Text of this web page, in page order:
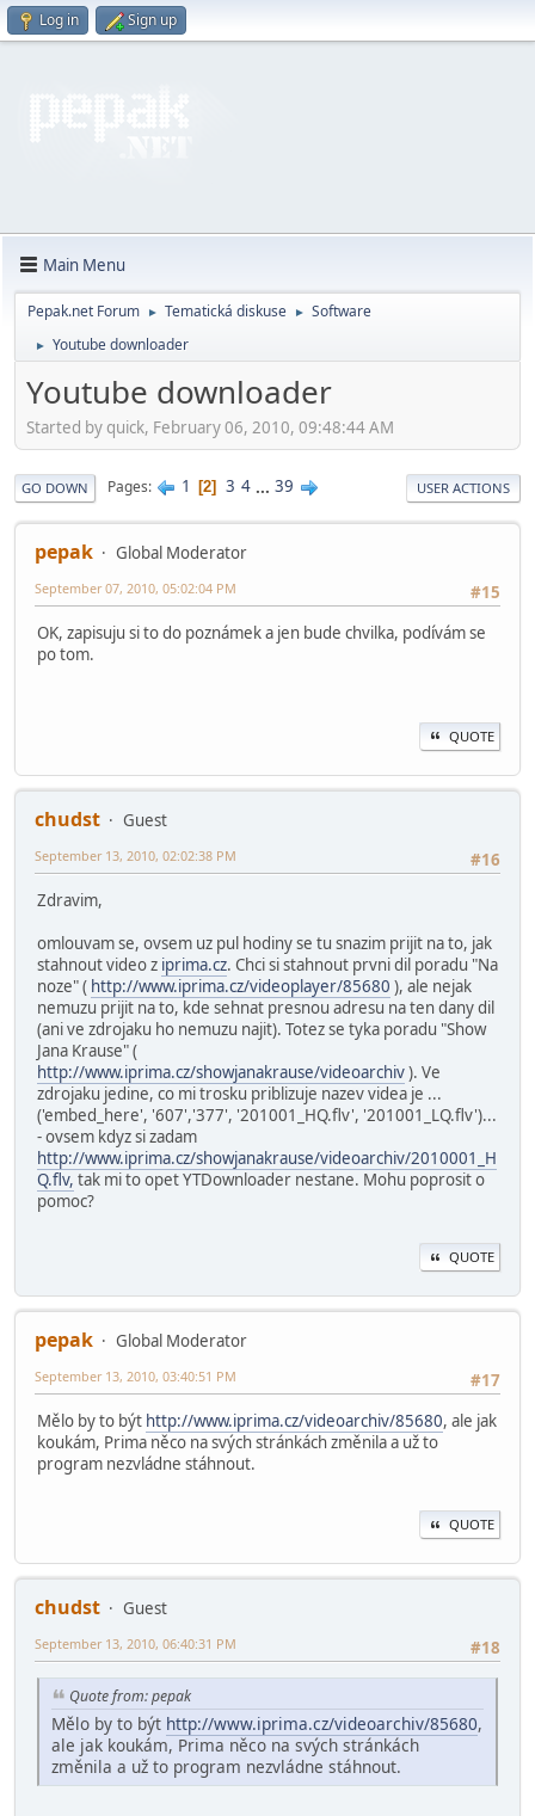
Log in Sign up
Main Menu
Pepak.net Forum ► Tematická diskuse ► Software
► Youtube downloader
Youtube downloader
Started by quick, February 06, 2010, 09:48:44 AM
GO DOWN Pages 1 2 3 4 ... 39 USER ACTIONS
pepak
Global Moderator
#15
September 07, 2010, 05:02:04 PM
OK, zapisuju si to do poznámek a jen bude chvilka, podívám se
po tom.
QUOTE
chudst
Guest
#16
September 13, 2010, 02:02:38 PM
Zdravim,
omlouvam se, ovsem uz pul hodiny se tu snazim prijit na to, jak
stahnout video z iprima.cz. Chci si stahnout prvni dil poradu "Na
noze" ( http://www.iprima.cz/videoplayer/85680 ), ale nejak
nemuzu prijit na to, kde sehnat presnou adresu na ten dany dil
(ani ve zdrojaku ho nemuzu najit). Totez se tyka poradu "Show
Jana Krause" (
http://www.iprima.cz/showjanakrause/videoarchiv). Ve
zdrojaku jedine, co mi trosku priblizuje nazev videa je ...
('embed_here', '607','377', '201001_HQ.flv', '201001_LQ.flv')...
- ovsem kdyz si zadam
http://www.iprima.cz/showjanakrause/videoarchiv/2010001_H
Q.flv, tak mi to opet YTDownloader nestane. Mohu poprosit o
pomoc?
QUOTE
pepak
Global Moderator
#17
September 13, 2010, 03:40:51 PM
Mělo by to být http://www.iprima.cz/videoarchiv/85680, ale jak
koukám, Prima něco na svých stránkách změnila a už to
program nezvládne stáhnout.
QUOTE
chudst
Guest
#18
September 13, 2010, 06:40:31 PM
Quote from: pepak
Mělo by to být http://www.iprima.cz/videoarchiv/85680,
ale jak koukám, Prima něco na svých stránkách
změnila a už to program nezvládne stáhnout.